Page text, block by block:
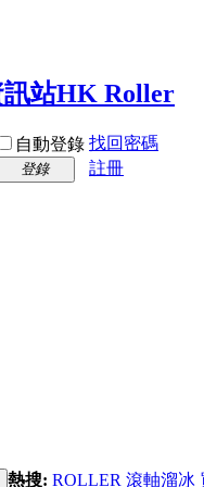
自動登錄 找回密碼
登錄
註冊
熱搜: ROLLER 滾軸溜冰